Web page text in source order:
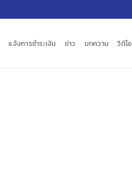
แจ้งการชำระเงิน ข่าว บทความ วิดีโอ